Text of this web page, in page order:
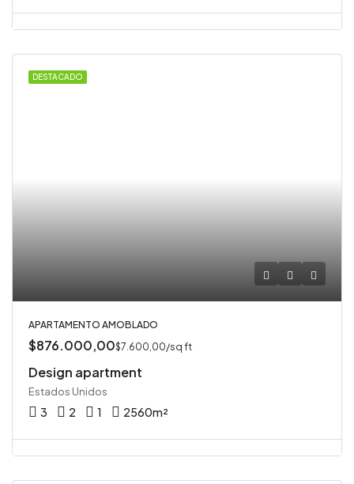
DESTACADO
APARTAMENTO AMOBLADO
$876.000,00$7.600,00/sq ft
Design apartment
Estados Unidos
3 2 1 2560m²